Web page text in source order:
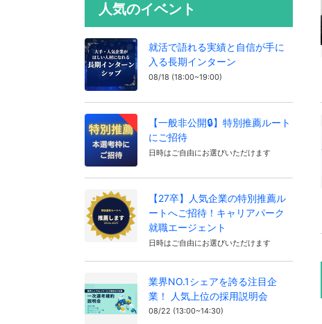
人気のイベント
就活で語れる実績と自信が手に
入る長期インターン
08/18 (18:00~19:00)
【一般非公開🔒️】特別推薦ルート
にご招待
日時はご自由にお選びいただけます
【27卒】人気企業の特別推薦ル
ートへご招待！キャリアパーク
就職エージェント
日時はご自由にお選びいただけます
業界NO.1シェアを誇る注目企
業！ 人気上位の採用説明会
08/22 (13:00~14:30)